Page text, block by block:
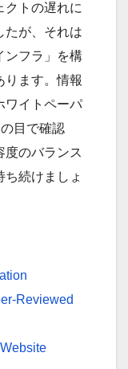
クトの遅れに
たが、それは
ンフラ」を構
ります。情報
ワイトペーパ
目で確認
度のバランス
続けましょ
Reviewed